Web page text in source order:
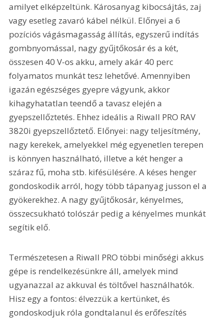
amilyet elképzeltünk. Károsanyag kibocsájtás, zaj
vagy esetleg zavaró kábel nélkül. Előnyei a 6
pozíciós vágásmagasság állítás, egyszerű indítás
gombnyomással, nagy gyűjtőkosár és a két,
összesen 40 V-os akku, amely akár 40 perc
folyamatos munkát tesz lehetővé. Amennyiben
igazán egészséges gyepre vágyunk, akkor
kihagyhatatlan teendő a tavasz elején a
gyepszellőztetés. Ehhez ideális a Riwall PRO RAV
3820i gyepszellőztető. Előnyei: nagy teljesítmény,
nagy kerekek, amelyekkel még egyenetlen terepen
is könnyen használható, illetve a két henger a
száraz fű, moha stb. kifésülésére. A késes henger
gondoskodik arról, hogy több tápanyag jusson el a
gyökerekhez. A nagy gyűjtőkosár, kényelmes,
összecsukható tolószár pedig a kényelmes munkát
segítik elő.
Természetesen a Riwall PRO többi minőségi akkus
gépe is rendelkezésünkre áll, amelyek mind
ugyanazzal az akkuval és töltővel használhatók.
Hisz egy a fontos: élvezzük a kertünket, és
gondoskodjuk róla gondtalanul és erőfeszítés